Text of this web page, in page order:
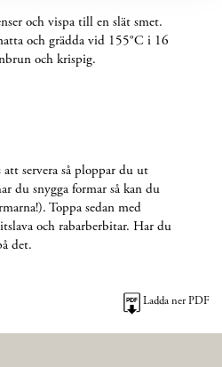
och vispa till en slät smet.
och grädda vid 155°C i 16
och krispig.
servera så ploppar du ut
du snygga formar så kan du
Toppa sedan med
och rabarberbitar. Har du
det.
Ladda ner PDF